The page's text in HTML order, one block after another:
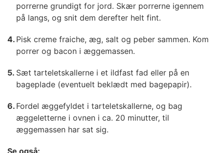
porrerne grundigt for jord. Skær porrerne igennem
på langs, og snit dem derefter helt fint.
Pisk creme fraiche, æg, salt og peber sammen. Kom
porrer og bacon i æggemassen.
Sæt tarteletskallerne i et ildfast fad eller på en
bageplade (eventuelt beklædt med bagepapir).
Fordel æggefyldet i tarteletskallerne, og bag
æggeletterne i ovnen i ca. 20 minutter, til
æggemassen har sat sig.
Se også: